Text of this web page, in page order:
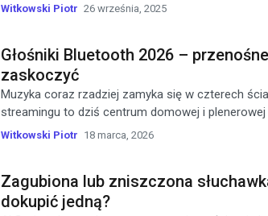
Witkowski Piotr 26 września, 2025
Głośniki Bluetooth 2026 –
zaskoczyć
Muzyka coraz rzadziej zamyka się w czterech
streamingu to dziś centrum domowej i plenerowej
Witkowski Piotr 18 marca, 2026
Zagubiona lub zniszczona
dokupić jedną?